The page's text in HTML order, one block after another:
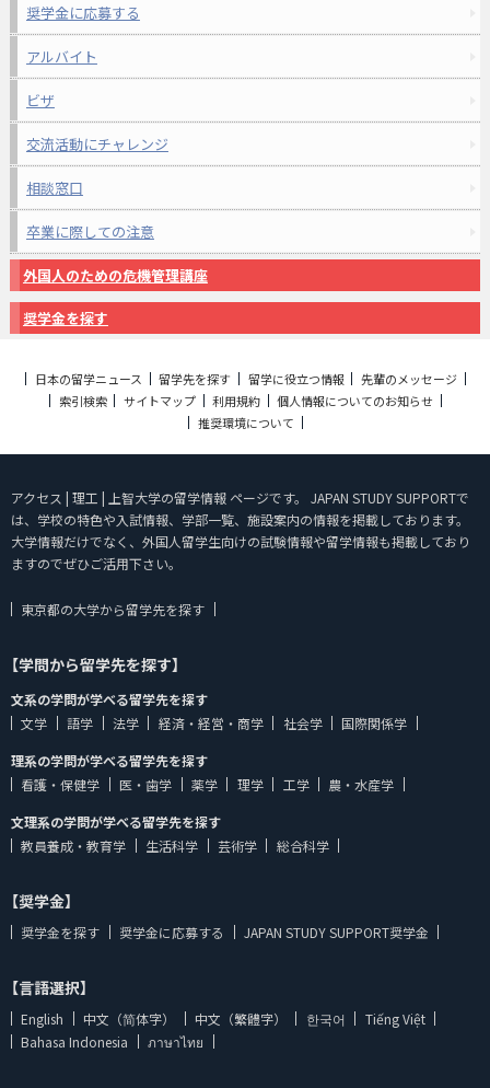
奨学金に応募する
アルバイト
ビザ
交流活動にチャレンジ
相談窓口
卒業に際しての注意
外国人のための危機管理講座
奨学金を探す
日本の留学ニュース 留学先を探す 留学に役立つ情報
先輩のメッセージ
索引検索
サイトマップ 利用規約
個人情報についてのお知らせ
推奨環境について
アクセス | 理工 | 上智大学の留学情報 ページです。 JAPAN STUDY SUPPORTで
は、学校の特色や入試情報、学部一覧、施設案内の情報を掲載しております。
大学情報だけでなく、外国人留学生向けの試験情報や留学情報も掲載しており
ますのでぜひご活用下さい。
東京都の大学から留学先を探す
【学問から留学先を探す】
文系の学問が学べる留学先を探す
文学
語学 法学 経済・経営・商学 社会学
国際関係学
理系の学問が学べる留学先を探す
看護・保健学
医・歯学 薬学 理学 工学
農・水産学
文理系の学問が学べる留学先を探す
教員養成・教育学
生活科学 芸術学 総合科学
【奨学金】
奨学金を探す 奨学金に応募する JAPAN STUDY SUPPORT奨学金
【言語選択】
English 中文（简体字） 中文（繁體字） 한국어
Tiếng Việt
Bahasa Indonesia
ภาษาไทย